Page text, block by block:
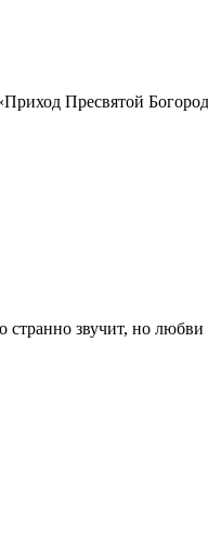
Пресвятой
звучит, но